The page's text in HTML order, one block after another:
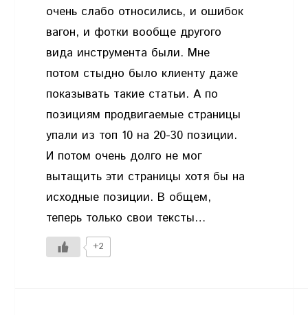
очень слабо относились, и ошибок
вагон, и фотки вообще другого
вида инструмента были. Мне
потом стыдно было клиенту даже
показывать такие статьи. А по
позициям продвигаемые страницы
упали из топ 10 на 20-30 позиции.
И потом очень долго не мог
вытащить эти страницы хотя бы на
исходные позиции. В общем,
теперь только свои тексты…
+2